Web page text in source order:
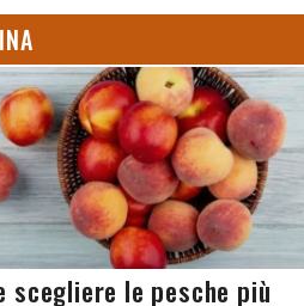
scegliere le pesche più